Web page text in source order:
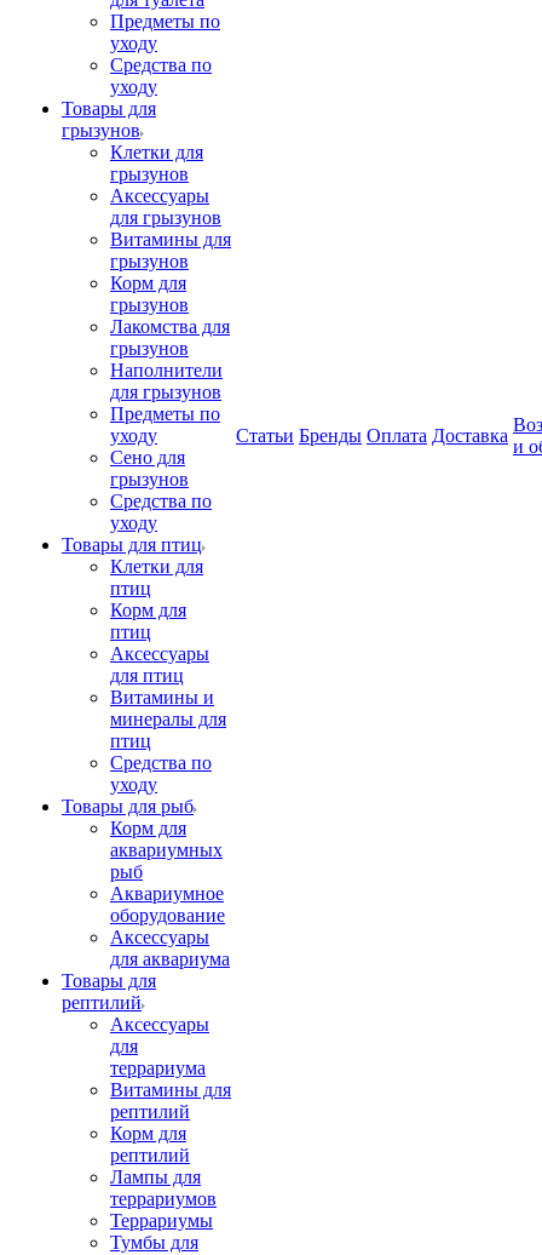
Предметы по
уходу
Средства по
уходу
Товары для
грызунов
Клетки для
грызунов
Аксессуары
для грызунов
Витамины для
грызунов
Корм для
грызунов
Лакомства для
грызунов
Наполнители
для грызунов
Предметы по
уходу
Сено для
грызунов
Средства по
уходу
Товары для птиц
Клетки для
птиц
Корм для
птиц
Аксессуары
для птиц
Витамины и
минералы для
птиц
Средства по
уходу
Товары для рыб
Корм для
аквариумных
рыб
Аквариумное
оборудование
Аксессуары
для аквариума
Товары для
рептилий
Аксессуары
для
террариума
Витамины для
рептилий
Корм для
рептилий
Лампы для
террариумов
Террариумы
Тумбы для
Статьи Бренды Оплата Доставка
и